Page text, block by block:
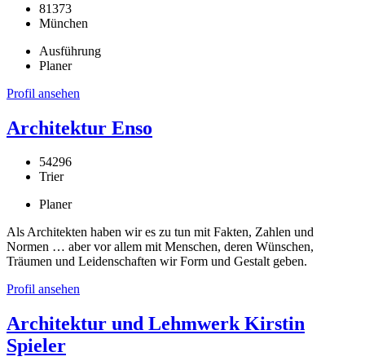
81373
München
Ausführung
Planer
Profil ansehen
Architektur Enso
54296
Trier
Planer
Als Architekten haben wir es zu tun mit Fakten, Zahlen und
Normen … aber vor allem mit Menschen, deren Wünschen,
Träumen und Leidenschaften wir Form und Gestalt geben.
Profil ansehen
Architektur und Lehmwerk Kirstin
Spieler